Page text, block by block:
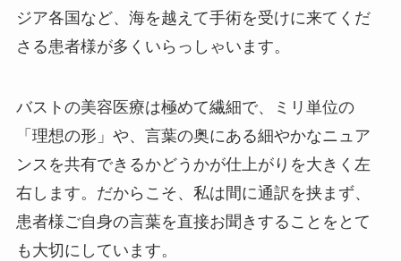
ジア各国など、海を越えて手術を受けに来てくだ
さる患者様が多くいらっしゃいます。
バストの美容医療は極めて繊細で、ミリ単位の
「理想の形」や、言葉の奥にある細やかなニュア
ンスを共有できるかどうかが仕上がりを大きく左
右します。だからこそ、私は間に通訳を挟まず、
患者様ご自身の言葉を直接お聞きすることをとて
も大切にしています。